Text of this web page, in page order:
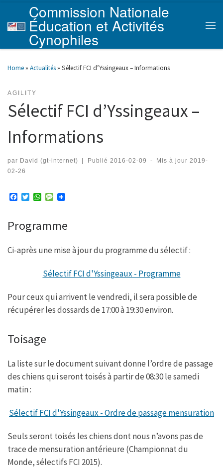
Skip to content
Commission Nationale
Éducation et Activités
Cynophiles
Home » Actualités » Sélectif FCI d’Yssingeaux – Informations
AGILITY
Sélectif FCI d’Yssingeaux –
Informations
par David (gt-internet) Publié 2016-02-09 - Mis à jour 2019-
02-26
b
k
T
t
r
W
s
p
M
a
Programme
Ci-après une mise à jour du programme du sélectif :
Sélectif FCI d'Yssingeaux - Programme
Pour ceux qui arrivent le vendredi, il sera possible de
récupérer les dossards de 17:00 à 19:30 environ.
Toisage
La liste sur le document suivant donne l’ordre de passage
des chiens qui seront toisés à partir de 08:30 le samedi
matin :
Sélectif FCI d'Yssingeaux - Ordre de passage mensuration
Seuls seront toisés les chiens dont nous n’avons pas de
trace de mensuration antérieure (Championnat du
Monde, sélectifs FCI 2015).